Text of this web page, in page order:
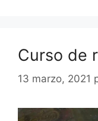
Curso de
13 marzo, 2021